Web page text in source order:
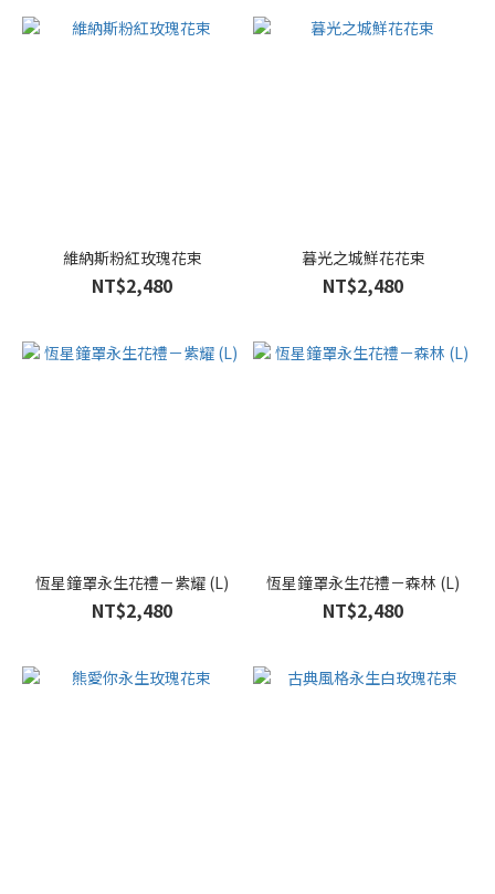
維納斯粉紅玫瑰花束
NT$2,480
暮光之城鮮花花束
NT$2,480
恆星鐘罩永生花禮－紫耀 (L)
NT$2,480
恆星鐘罩永生花禮－森林 (L)
NT$2,480